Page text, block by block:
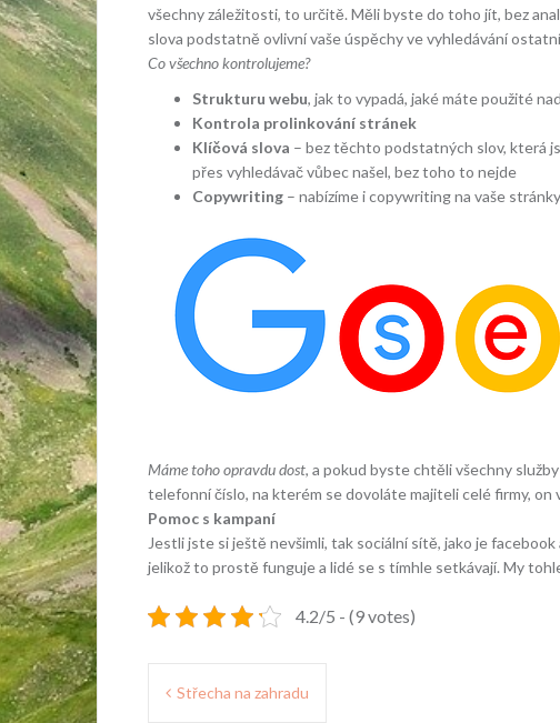
všechny záležitosti, to určitě. Měli byste do toho jít, bez
slova podstatně ovlivní vaše úspěchy ve vyhledávání
Co všechno kontrolujeme?
Strukturu webu, jak to vypadá, jaké máte použité
Kontrola prolinkování stránek
Klíčová slova – bez těchto podstatných slov, která
přes vyhledávač vůbec našel, bez toho to nejde
Copywriting – nabízíme i copywriting na vaše
Máme toho opravdu dost, a pokud byste chtěli všechny
telefonní číslo, na kterém se dovoláte majiteli celé firmy, on
Pomoc s kampaní
Jestli jste si ještě nevšimli, tak sociální sítě, jako je
jelikož to prostě funguje a lidé se s tímhle setkávají. My
4.2/5 - (9 votes)
Navigace
Střecha na zahradu